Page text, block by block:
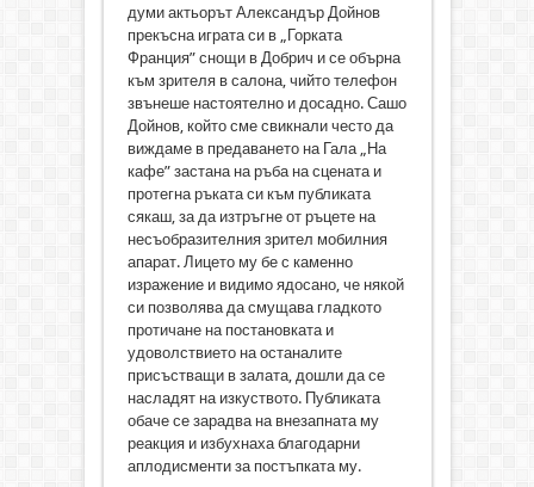
думи актьорът Александър Дойнов
прекъсна играта си в „Горката
Франция” снощи в Добрич и се обърна
към зрителя в салона, чийто телефон
звънеше настоятелно и досадно. Сашо
Дойнов, който сме свикнали често да
виждаме в предаването на Гала „На
кафе” застана на ръба на сцената и
протегна ръката си към публиката
сякаш, за да изтръгне от ръцете на
несъобразителния зрител мобилния
апарат. Лицето му бе с каменно
изражение и видимо ядосано, че някой
си позволява да смущава гладкото
протичане на постановката и
удоволствието на останалите
присъстващи в залата, дошли да се
насладят на изкуството. Публиката
обаче се зарадва на внезапната му
реакция и избухнаха благодарни
аплодисменти за постъпката му.